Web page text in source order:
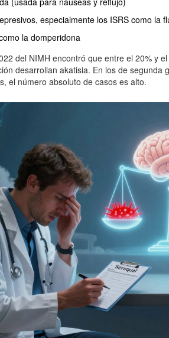
especialmente los ISRS como la
la domperidona
del NIMH encontró que entre el 20% y
desarrollan akatisia. En los de
el número absoluto de casos es alto.